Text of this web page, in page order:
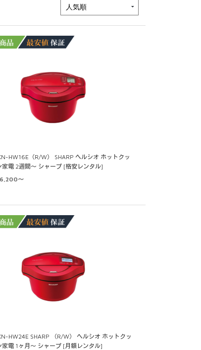
HW16E（R/W） SHARP ヘルシオ ホットクッ
家電 2週間～ シャープ [格安レンタル]
～
HW24E SHARP （R/W） ヘルシオ ホットクッ
家電 1ヶ月～ シャープ [月額レンタル]